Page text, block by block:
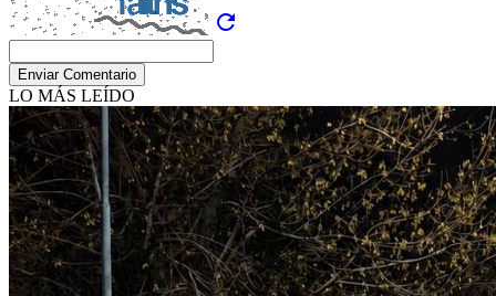
refresh
Enviar Comentario
LO MÁS LEÍDO